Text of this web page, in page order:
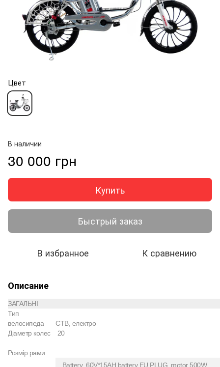
Цвет
В наличии
30 000 грн
Купить
Быстрый заказ
В избранное К сравнению
Описание
ЗАГАЛЬНІ
Тип
велосипеда
CTB, електро
Діаметр колес
20
Розмір рами
Battery 60V*15AH battery EU PLUG, motor 500W